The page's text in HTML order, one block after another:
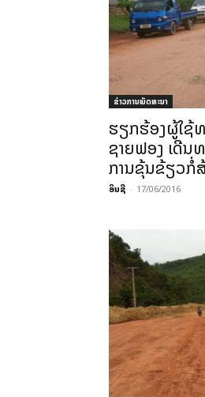
ຂ່າວການພັດທະນາ
ຮຽກ­ຮ້ອງ​ຜູ້​ໃຊ້​
ຊາຍ​ຟອງ ​ເດີນ­
ການ​ຂຸ້ນ­ຂ້ຽວ​ກໍ່­ສ້
ອິນຊີ - 17/06/2016